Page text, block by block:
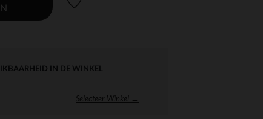
IN DE WINKEL
Selecteer Winkel →